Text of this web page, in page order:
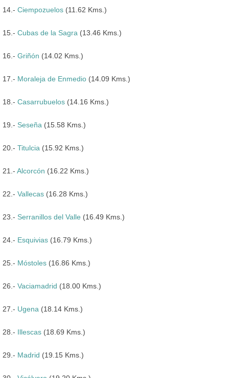
14.- Ciempozuelos (11.62 Kms.)
15.- Cubas de la Sagra (13.46 Kms.)
16.- Griñón (14.02 Kms.)
17.- Moraleja de Enmedio (14.09 Kms.)
18.- Casarrubuelos (14.16 Kms.)
19.- Seseña (15.58 Kms.)
20.- Titulcia (15.92 Kms.)
21.- Alcorcón (16.22 Kms.)
22.- Vallecas (16.28 Kms.)
23.- Serranillos del Valle (16.49 Kms.)
24.- Esquivias (16.79 Kms.)
25.- Móstoles (16.86 Kms.)
26.- Vaciamadrid (18.00 Kms.)
27.- Ugena (18.14 Kms.)
28.- Illescas (18.69 Kms.)
29.- Madrid (19.15 Kms.)